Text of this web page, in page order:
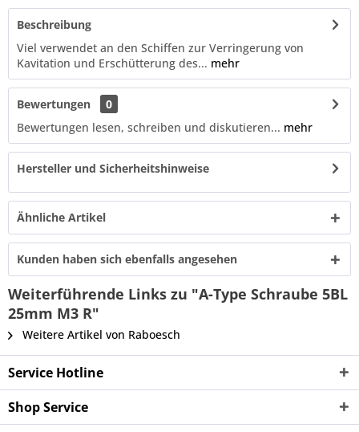
Beschreibung
Viel verwendet an den Schiffen zur Verringerung von
Kavitation und Erschütterung des... mehr
Bewertungen
0
Bewertungen lesen, schreiben und diskutieren... mehr
Hersteller und Sicherheitshinweise
Ähnliche Artikel
Kunden haben sich ebenfalls angesehen
Weiterführende Links zu "A-Type Schraube 5BL
25mm M3 R"
Weitere Artikel von Raboesch
Service Hotline
Shop Service